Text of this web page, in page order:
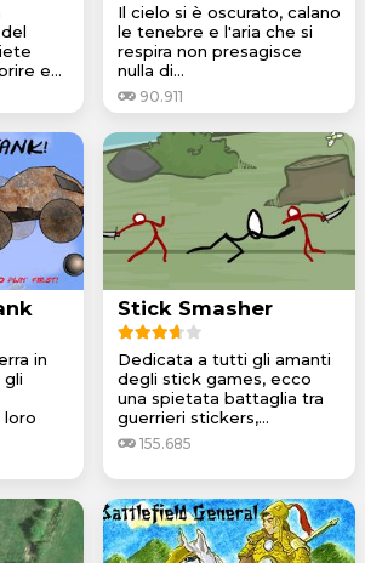
e...
Il cielo si è oscurato, calano
le tenebre e l'aria che si
respira non presagisce
nulla di...
90.911
in
loro
Stick Smasher
Dedicata a tutti gli amanti
degli stick games, ecco
una spietata battaglia tra
guerrieri stickers,...
155.685